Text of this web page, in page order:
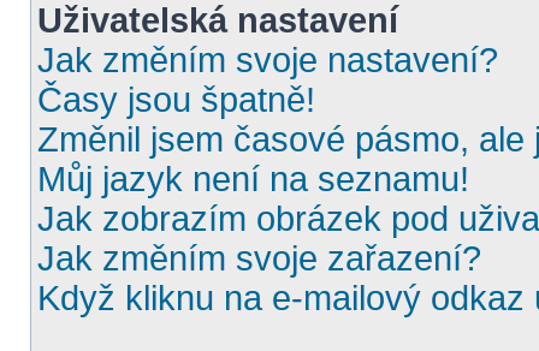
Uživatelská nastavení
Jak změním svoje nastavení?
Časy jsou špatně!
Změnil jsem časové pásmo, ale
Můj jazyk není na seznamu!
Jak zobrazím obrázek pod
Jak změním svoje zařazení?
Když kliknu na e-mailový